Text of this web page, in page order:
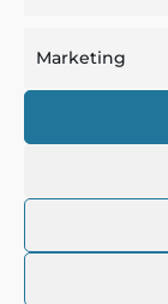
Marketing